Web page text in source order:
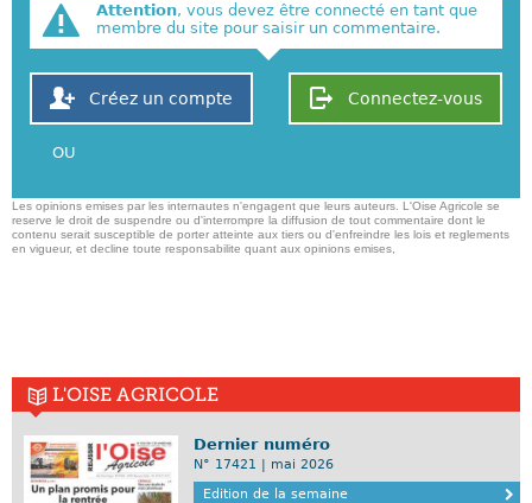
Attention, vous devez être connecté en tant que
membre du site pour saisir un commentaire.
Connectez-vous
Créez un compte
OU
Les opinions emises par les internautes n'engagent que leurs auteurs. L'Oise Agricole se
reserve le droit de suspendre ou d'interrompre la diffusion de tout commentaire dont le
contenu serait susceptible de porter atteinte aux tiers ou d'enfreindre les lois et reglements
en vigueur, et decline toute responsabilite quant aux opinions emises,
L'OISE AGRICOLE
Dernier numéro
N° 17421 | mai 2026
Edition de la semaine